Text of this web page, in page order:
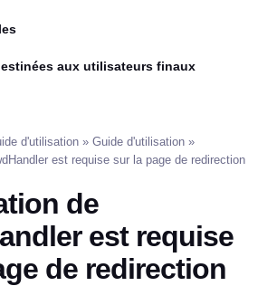
aux utilisateurs finaux
d'utilisation » Guide d'utilisation »
est requise sur la page de redirection
de
est requise
de redirection